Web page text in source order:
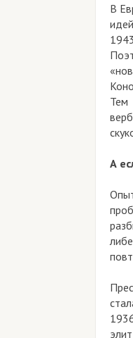
В
Тем
А